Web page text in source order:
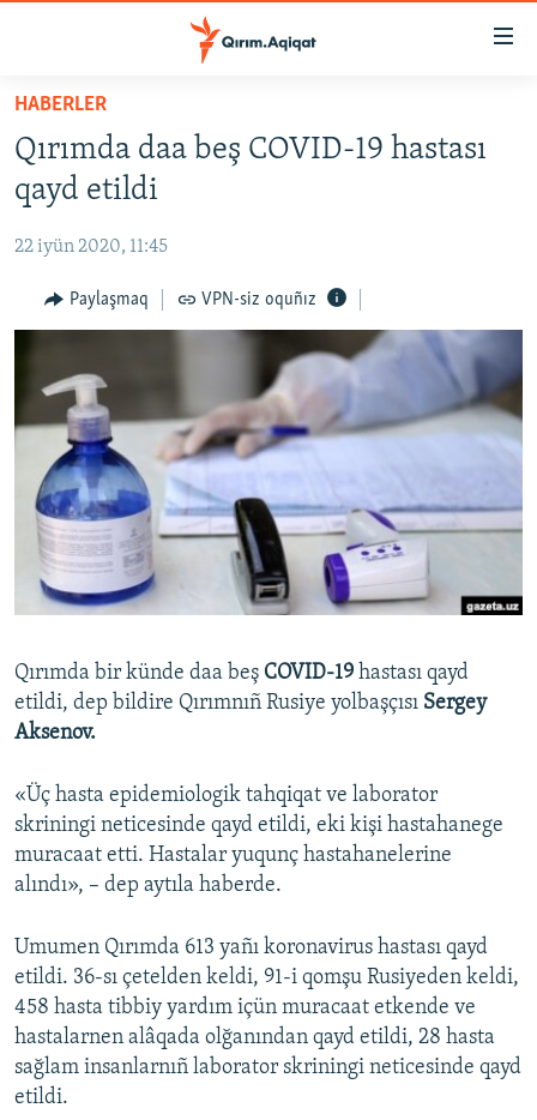
Esas
qaytmaq
Baş
navigatsiyağa
qaytmaq
qaytmaq
HABERLER
SİYASET
İQTİSADİYAT
CEMİYET
MEDENİYET
VİDEO
SÜRET
BLOGLAR
FİKİR
Русский
Українською
QOŞULIÑIZ!
RFE/RS bütün saytları
HABERLER
Qırımda daa beş COVID-19 hastası
qayd etildi
22 iyün 2020, 11:45
Paylaşmaq VPN-siz oquñız
Qırımda bir künde daa beş COVID-19 hastası qayd
etildi, dep bildire Qırımnıñ Rusiye yolbaşçısı Sergey
Aksenov.
«Üç hasta epidemiologik tahqiqat ve laborator
skriningi neticesinde qayd etildi, eki kişi hastahanege
muracaat etti. Hastalar yuqunç hastahanelerine
alındı», – dep aytıla haberde.
Umumen Qırımda 613 yañı koronavirus hastası qayd
etildi. 36-sı çetelden keldi, 91-i qomşu Rusiyeden keldi,
458 hasta tibbiy yardım içün muracaat etkende ve
hastalarnen alâqada olğanından qayd etildi, 28 hasta
sağlam insanlarnıñ laborator skriningi neticesinde qayd
etildi.